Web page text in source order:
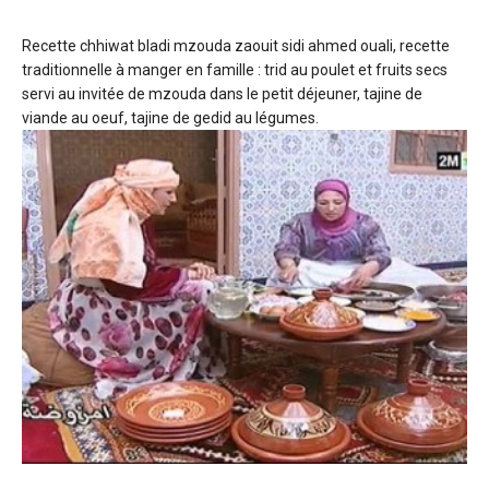
Recette chhiwat bladi mzouda zaouit sidi ahmed ouali, recette
traditionnelle à manger en famille : trid au poulet et fruits secs
servi au invitée de mzouda dans le petit déjeuner, tajine de
viande au oeuf, tajine de gedid au légumes.